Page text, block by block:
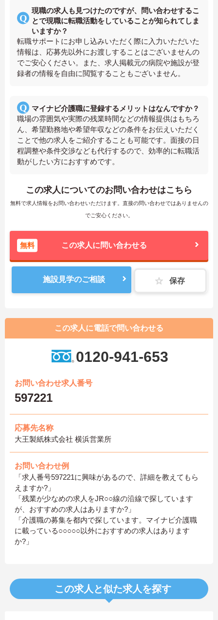
現職の求人も見つけたのですが、問い合わせするこ
とで現職に転職活動をしていることが知られてしま
いますか？
転職サポートにお申し込みいただく際に入力いただいた
情報は、応募先以外にお渡しすることはございませんの
でご安心ください。また、求人掲載元の病院や施設が登
録者の情報を自由に閲覧することもございません。
マイナビ介護職に登録するメリットはなんですか？
職場の雰囲気や実際の残業時間などの情報提供はもちろ
ん、希望勤務地や希望年収などの条件をお伝えいただく
ことで他の求人をご紹介することも可能です。面接の日
程調整や条件交渉なども代行するので、効率的に転職活
動がしたい方におすすめです。
この求人についてのお問い合わせはこちら
無料で求人情報をお問い合わせいただけます。直接の問い合わせではありませんの
でご安心ください。
無料 この求人に問い合わせる
施設見学のご相談 保存
この求人に電話で問い合わせる
0120-941-653
お問い合わせ求人番号
597221
応募先名称
大王製紙株式会社 横浜営業所
お問い合わせ例
「求人番号597221に興味があるので、詳細を教えてもら
えますか?」
「残業が少なめの求人をJR○○線の沿線で探しています
が、おすすめの求人はありますか?」
「介護職の募集を都内で探しています。マイナビ介護職
に載っている○○○○○以外におすすめの求人はあります
か?」
この求人と似た求人を探す